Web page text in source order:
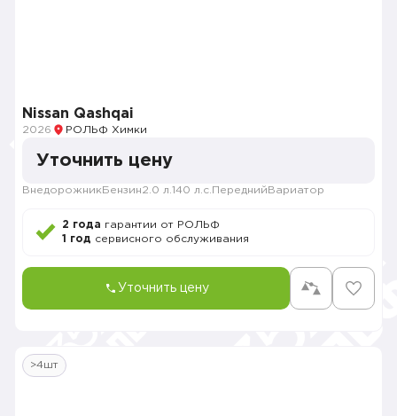
Nissan Qashqai
2026 РОЛЬФ Химки
Уточнить цену
Внедорожник Бензин2.0 л. 140 л.с. Передний Вариатор
2 года гарантии от РОЛЬФ
1 год сервисного обслуживания
Уточнить цену
>4шт